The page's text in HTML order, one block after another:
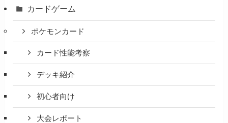
カードゲーム
ポケモンカード
カード性能考察
デッキ紹介
初心者向け
大会レポート